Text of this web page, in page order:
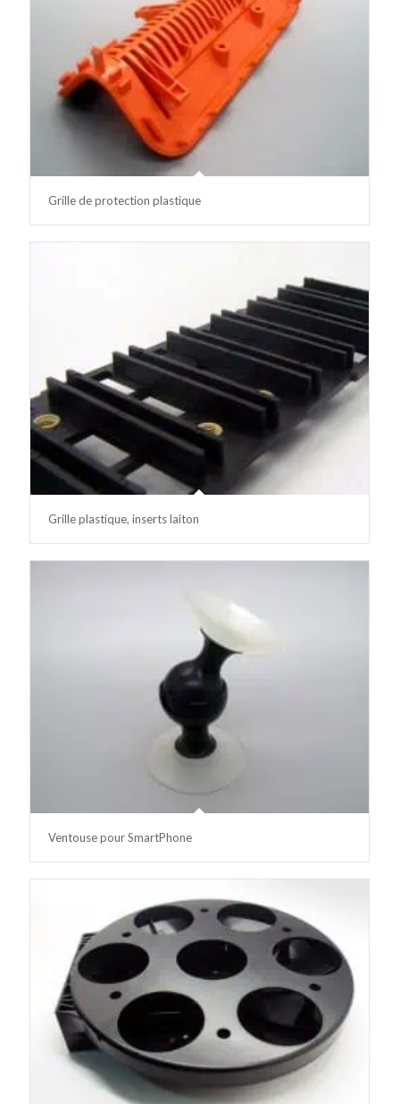
Grille de protection plastique
Grille plastique, inserts laiton
Ventouse pour SmartPhone